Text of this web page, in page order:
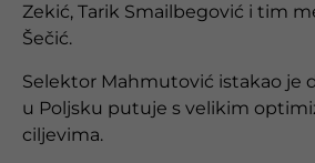
Zekić, Tarik Smailbegović i tim
Šečić.
Selektor Mahmutović istakao je
u Poljsku putuje s velikim
ciljevima.